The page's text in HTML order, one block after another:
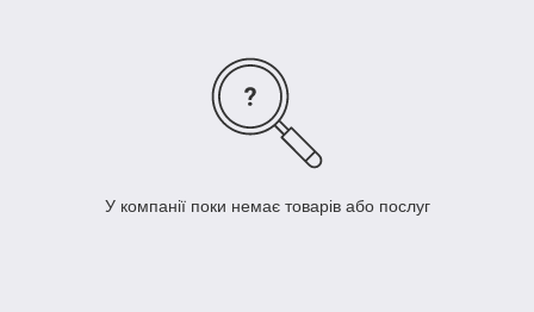
У компанії поки немає товарів або послуг